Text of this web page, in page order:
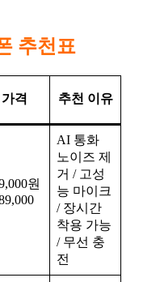
추천표
가격 추천 이유
원
AI 통화
노이즈 제
거 / 고성
능 마이크
/ 장시간
착용 가능
/ 무선 충
전